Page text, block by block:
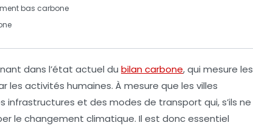
bas carbone
dans l’état actuel du bilan carbone, qui mesure les
les activités humaines. À mesure que les villes
et des modes de transport qui, s’ils ne
le changement climatique. Il est donc essentiel